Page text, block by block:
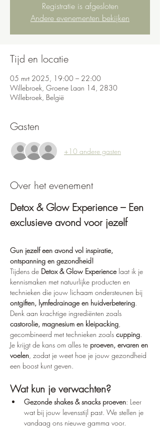
Registratie is afgesloten
Andere evenementen bekijken
Tijd en locatie
05 mrt 2025, 19:00 – 22:00
Willebroek, Groene Laan 14, 2830
Willebroek, België
Gasten
+10 andere gasten
Over het evenement
Detox & Glow Experience – Een
exclusieve avond voor jezelf
Gun jezelf een avond vol inspiratie,
ontspanning en gezondheid!
Tijdens de Detox & Glow Experience laat ik je
kennismaken met natuurlijke producten en
technieken die jouw lichaam ondersteunen bij
ontgiften, lymfedrainage en huidverbetering.
Denk aan krachtige ingrediënten zoals
castorolie, magnesium en kleipacking,
gecombineerd met technieken zoals cupping.
Je krijgt de kans om alles te proeven, ervaren en
voelen, zodat je weet hoe je jouw gezondheid
een boost kunt geven.
Wat kun je verwachten?
Gezonde shakes & snacks proeven: Leer
wat bij jouw levensstijl past. We stellen je
vandaag ons nieuwe gamma voor.